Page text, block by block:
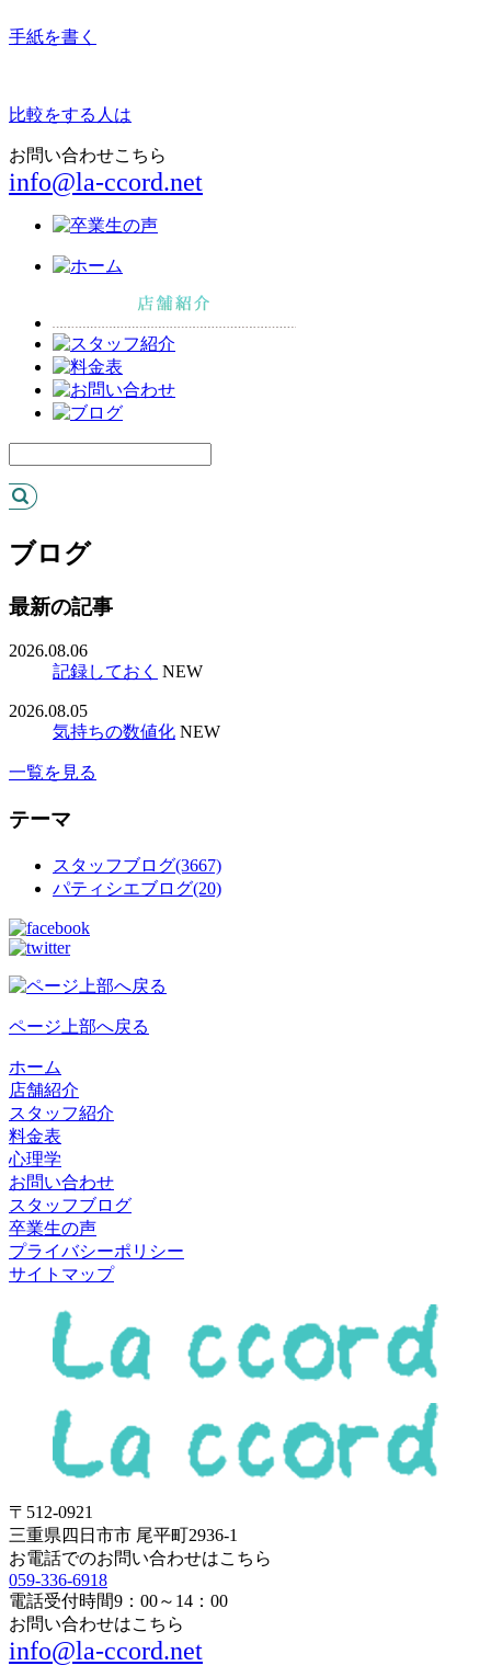
手紙を書く
比較をする人は
お問い合わせこちら
info@la-ccord.net
ブログ
最新の記事
2026.08.06
記録しておく NEW
2026.08.05
気持ちの数値化 NEW
一覧を見る
テーマ
スタッフブログ(3667)
パティシエブログ(20)
ページ上部へ戻る
ホーム
店舗紹介
スタッフ紹介
料金表
心理学
お問い合わせ
スタッフブログ
卒業生の声
プライバシーポリシー
サイトマップ
〒512-0921
三重県四日市市 尾平町2936-1
お電話でのお問い合わせはこちら
059-336-6918
電話受付時間9：00～14：00
お問い合わせはこちら
info@la-ccord.net